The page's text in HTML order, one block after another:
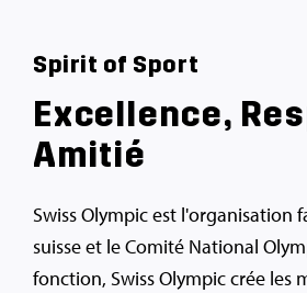
Spirit of Sport
Excellence,
Amitié
Swiss Olympic est l'organisation
suisse et le Comité National
fonction, Swiss Olympic crée les